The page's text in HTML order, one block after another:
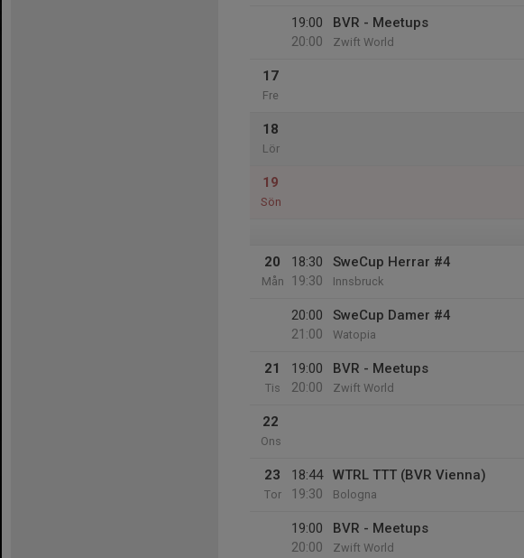
19:00
20:00
BVR - Meetups
Zwift World
17
Fre
18
Lör
19
Sön
20
Mån
18:30
19:30
SweCup Herrar #4
Innsbruck
20:00
21:00
SweCup Damer #4
Watopia
21
Tis
19:00
20:00
BVR - Meetups
Zwift World
22
Ons
23
Tor
18:44
19:30
WTRL TTT (BVR Vienna)
Bologna
19:00
20:00
BVR - Meetups
Zwift World